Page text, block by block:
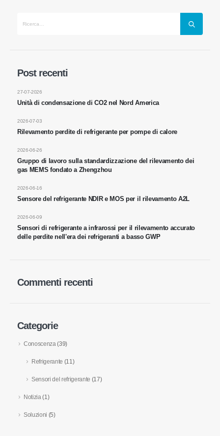
Post recenti
Unità di condensazione di CO2 nel Nord America
27-07-2026
Rilevamento perdite di refrigerante per pompe di calore
2026-07-03
Gruppo di lavoro sulla standardizzazione del rilevamento dei
gas MEMS fondato a Zhengzhou
2026-06-26
Sensore del refrigerante NDIR e MOS per il rilevamento A2L
2026-06-16
Sensori di refrigerante a infrarossi per il rilevamento accurato
delle perdite nell'era dei refrigeranti a basso GWP
2026-06-09
Commenti recenti
Categorie
Conoscenza (39)
Refrigerante (11)
Sensori del refrigerante (17)
Notizia (1)
Soluzioni (5)
:0086-371-67169097
WhatsApp: +8618595618735
WeChat: 18569903598
WeChat WhatsApp
Prodotti caldi
Sensore R290
Sensore R410
Rilevamento delle perdite del
raffreddamento del data center
Monitoraggio della sicurezza del